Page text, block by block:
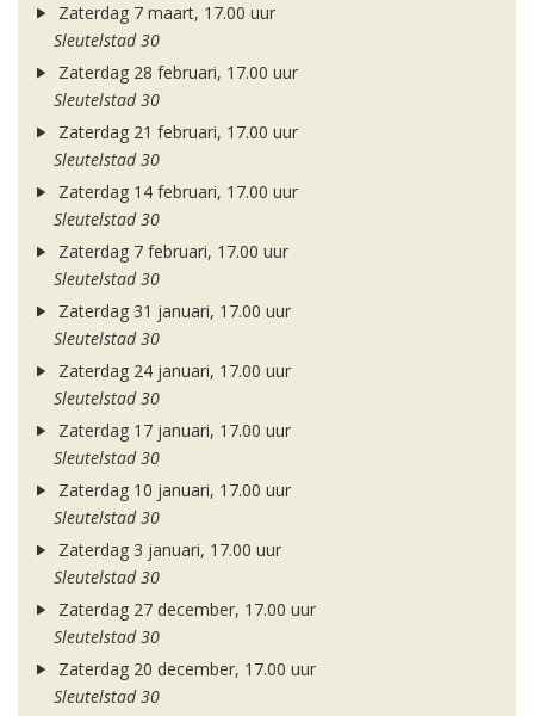
Zaterdag 7 maart, 17.00 uur
Sleutelstad 30
Zaterdag 28 februari, 17.00 uur
Sleutelstad 30
Zaterdag 21 februari, 17.00 uur
Sleutelstad 30
Zaterdag 14 februari, 17.00 uur
Sleutelstad 30
Zaterdag 7 februari, 17.00 uur
Sleutelstad 30
Zaterdag 31 januari, 17.00 uur
Sleutelstad 30
Zaterdag 24 januari, 17.00 uur
Sleutelstad 30
Zaterdag 17 januari, 17.00 uur
Sleutelstad 30
Zaterdag 10 januari, 17.00 uur
Sleutelstad 30
Zaterdag 3 januari, 17.00 uur
Sleutelstad 30
Zaterdag 27 december, 17.00 uur
Sleutelstad 30
Zaterdag 20 december, 17.00 uur
Sleutelstad 30